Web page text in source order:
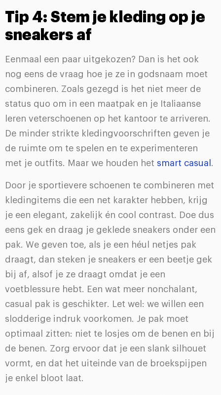
Tip 4: Stem je kleding op je
sneakers af
Eenmaal een paar uitgekozen? Dan is het ook
nog eens de vraag hoe je ze in godsnaam moet
combineren. Zoals gezegd is het niet meer de
status quo om in een maatpak en je Italiaanse
leren veterschoenen op het kantoor te arriveren.
De minder strikte kledingvoorschriften geven je
de ruimte om te spelen en te experimenteren
met je outfits. Maar we houden het smart casual .
Door je sportievere schoenen te combineren met
kledingitems die een net karakter hebben, krijg
je een elegant, zakelijk én cool contrast. Doe dus
eens gek en draag je geklede sneakers onder een
pak. We geven toe, als je een héul netjes pak
draagt, dan steken je sneakers er een beetje gek
bij af, alsof je ze draagt omdat je een
voetblessure hebt. Een wat meer nonchalant,
casual pak is geschikter. Let wel: we willen een
slodderige indruk voorkomen. Je pak moet
optimaal zitten: niet te losjes om de benen en bij
de benen. Zorg ervoor dat je een slank silhouet
vormt, en dat het uiteinde van de broekspijpen
je enkel bloot laat.